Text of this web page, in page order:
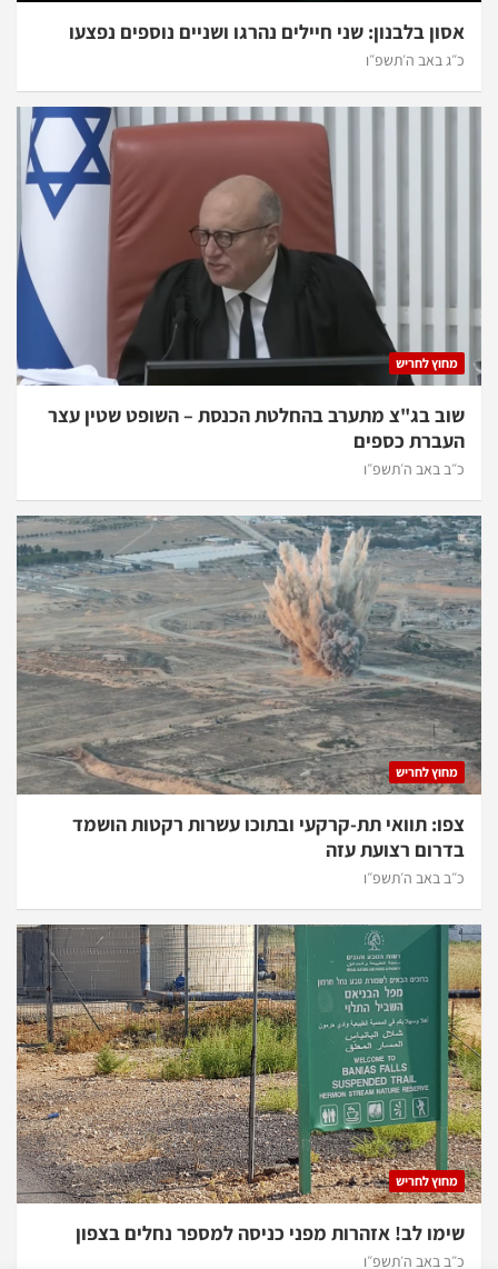
אסון בלבנון: שני חיילים נהרגו ושניים נוספים נפצעו
כ״ג באב ה׳תשפ״ו
מחוץ לחריש
שוב בג"צ מתערב בהחלטת הכנסת – השופט שטין עצר
העברת כספים
כ״ב באב ה׳תשפ״ו
מחוץ לחריש
צפו: תוואי תת-קרקעי ובתוכו עשרות רקטות הושמד
בדרום רצועת עזה
כ״ב באב ה׳תשפ״ו
מחוץ לחריש
שימו לב! אזהרות מפני כניסה למספר נחלים בצפון
כ״ב באב ה׳תשפ״ו